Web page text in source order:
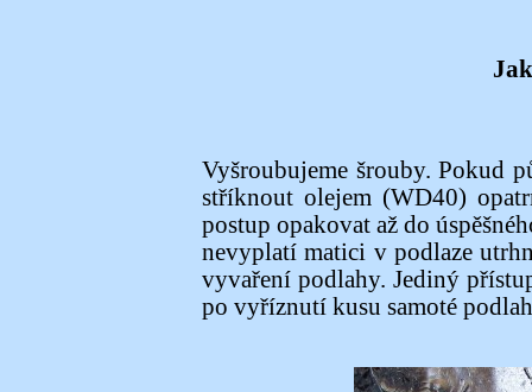
Vyšroubujeme šrouby. Pokud
stříknout olejem (WD40)
postup opakovat až do
nevyplatí matici v podlaze
vyvaření podlahy. Jediný
po vyříznutí kusu samoté